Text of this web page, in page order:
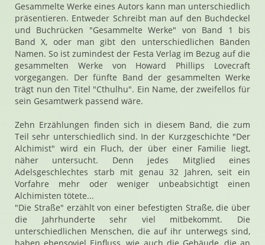
Gesammelte Werke eines Autors kann man unterschiedlich
präsentieren. Entweder Schreibt man auf den Buchdeckel
und Buchrücken "Gesammelte Werke" von Band 1 bis
Band X, oder man gibt den unterschiedlichen Bänden
Namen. So ist zumindest der Festa Verlag im Bezug auf die
gesammelten Werke von Howard Phillips Lovecraft
vorgegangen. Der fünfte Band der gesammelten Werke
trägt nun den Titel "Cthulhu". Ein Name, der zweifellos für
sein Gesamtwerk passend wäre.
Zehn Erzählungen finden sich in diesem Band, die zum
Teil sehr unterschiedlich sind. In der Kurzgeschichte "Der
Alchimist" wird ein Fluch, der über einer Familie liegt,
näher untersucht. Denn jedes Mitglied eines
Adelsgeschlechtes starb mit genau 32 Jahren, seit ein
Vorfahre mehr oder weniger unbeabsichtigt einen
Alchimisten tötete...
"Die Straße" erzählt von einer befestigten Straße, die über
die Jahrhunderte sehr viel mitbekommt. Die
unterschiedlichen Menschen, die auf ihr unterwegs sind,